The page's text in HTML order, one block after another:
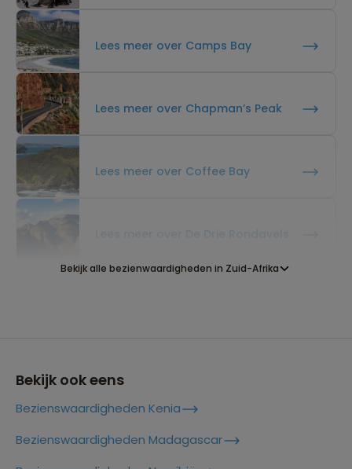
Lees meer over Camps Bay
Lees meer over Chapman’s Peak
Lees meer over Coffee Bay
Bekijk alle bezienwaardigheden in Zuid-Afrika
Bekijk ook eens
Bezienswaardigheden Kenia
Bezienswaardigheden Madagascar